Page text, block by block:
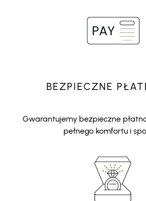
BEZPIECZNE
Gwarantujemy bezpieczne
pełnego komfortu i